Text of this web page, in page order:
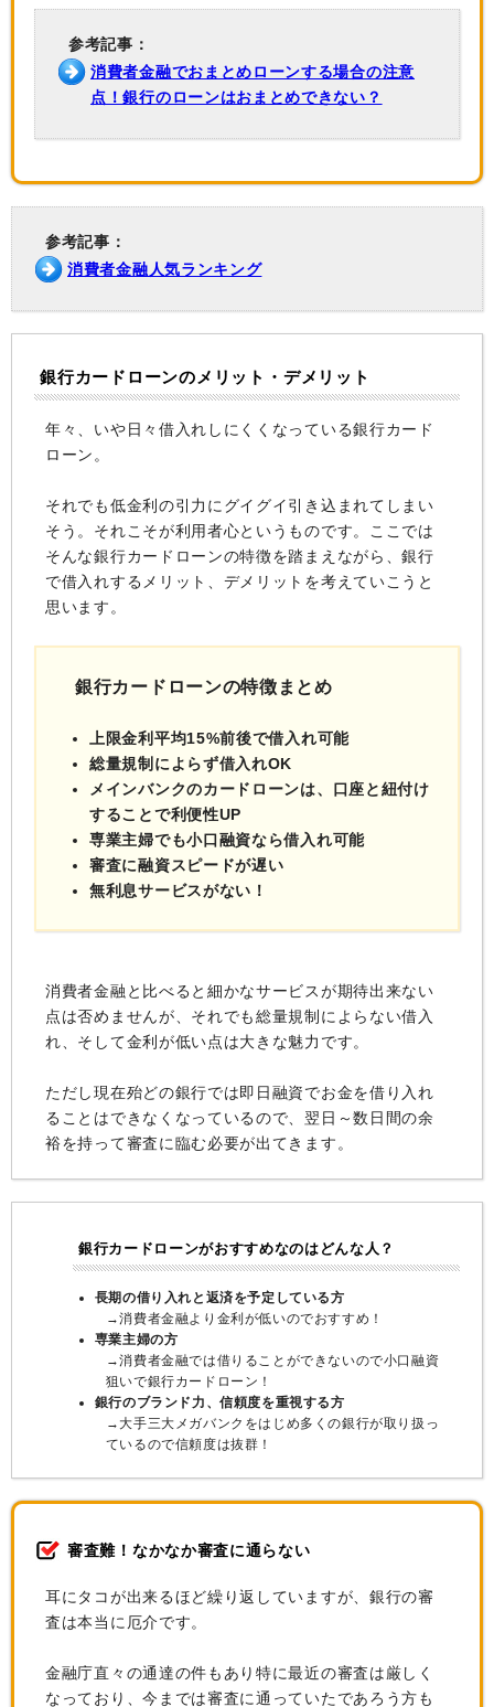
参考記事：
消費者金融でおまとめローンする場合の注意
点！銀行のローンはおまとめできない？
参考記事：
消費者金融人気ランキング
銀行カードローンのメリット・デメリット
年々、いや日々借入れしにくくなっている銀行カード
ローン。
それでも低金利の引力にグイグイ引き込まれてしまい
そう。それこそが利用者心というものです。ここでは
そんな銀行カードローンの特徴を踏まえながら、銀行
で借入れするメリット、デメリットを考えていこうと
思います。
銀行カードローンの特徴まとめ
上限金利平均15%前後で借入れ可能
総量規制によらず借入れOK
メインバンクのカードローンは、口座と紐付け
することで利便性UP
専業主婦でも小口融資なら借入れ可能
審査に融資スピードが遅い
無利息サービスがない！
消費者金融と比べると細かなサービスが期待出来ない
点は否めませんが、それでも総量規制によらない借入
れ、そして金利が低い点は大きな魅力です。
ただし現在殆どの銀行では即日融資でお金を借り入れ
ることはできなくなっているので、翌日～数日間の余
裕を持って審査に臨む必要が出てきます。
銀行カードローンがおすすめなのはどんな人？
長期の借り入れと返済を予定している方
→消費者金融より金利が低いのでおすすめ！
専業主婦の方
→消費者金融では借りることができないので小口融資
狙いで銀行カードローン！
銀行のブランド力、信頼度を重視する方
→大手三大メガバンクをはじめ多くの銀行が取り扱っ
ているので信頼度は抜群！
審査難！なかなか審査に通らない
耳にタコが出来るほど繰り返していますが、銀行の審
査は本当に厄介です。
金融庁直々の通達の件もあり特に最近の審査は厳しく
なっており、今までは審査に通っていたであろう方も